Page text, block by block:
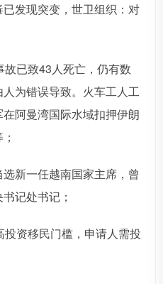
发现突变，世卫组织：对
已致43人死亡，仍有数
为错误导致。火车工人工
阿曼湾国际水域扣押伊朗
新一任越南国家主席，曾
记处书记；
资移民门槛，申请人需投